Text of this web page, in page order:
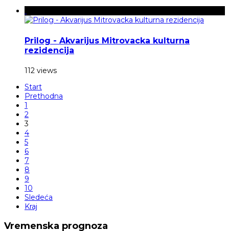
Prilog - Akvarijus Mitrovacka kulturna
rezidencija
112 views
Start
Prethodna
1
2
3
4
5
6
7
8
9
10
Sledeća
Kraj
Vremenska prognoza